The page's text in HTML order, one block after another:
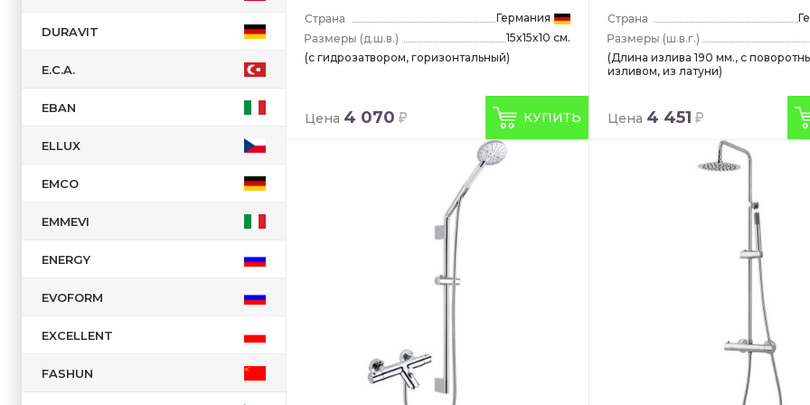
DURAVIT
E.C.A.
EBAN
ELLUX
EMCO
EMMEVI
ENERGY
EVOFORM
EXCELLENT
FASHUN
Германия
(д.ш.в.)
15x15x10 см.
(с гидрозатвором, горизонтальный)
Цена 4 070 КУПИТЬ
(ш.в.г.)
(Длина излива 190 мм., с
изливом, из латуни)
Цена 4 451